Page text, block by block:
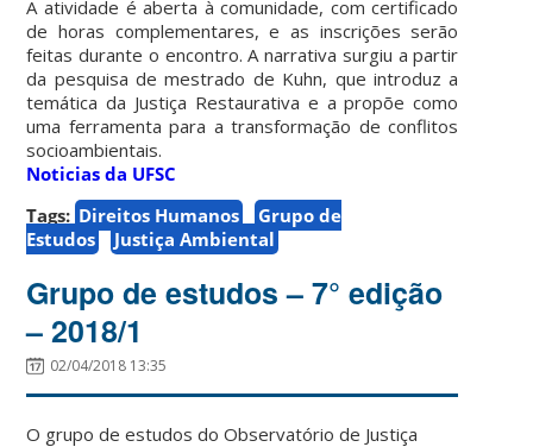
A atividade é aberta à comunidade, com certificado
de horas complementares, e as inscrições serão
feitas durante o encontro. A narrativa surgiu a partir
da pesquisa de mestrado de Kuhn, que introduz a
temática da Justiça Restaurativa e a propõe como
uma ferramenta para a transformação de conflitos
socioambientais.
Noticias da UFSC
Tags: Direitos Humanos
Grupo de
Estudos
Justiça Ambiental
Grupo de estudos – 7° edição
– 2018/1
02/04/2018 13:35
O grupo de estudos do Observatório de Justiça